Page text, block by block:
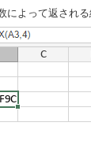
によって返される